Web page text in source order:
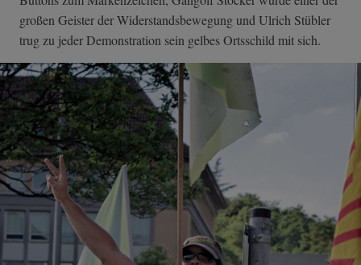
großen Geister der Widerstandsbewegung und Ulrich Stübler
trug zu jeder Demonstration sein gelbes Ortsschild mit sich.